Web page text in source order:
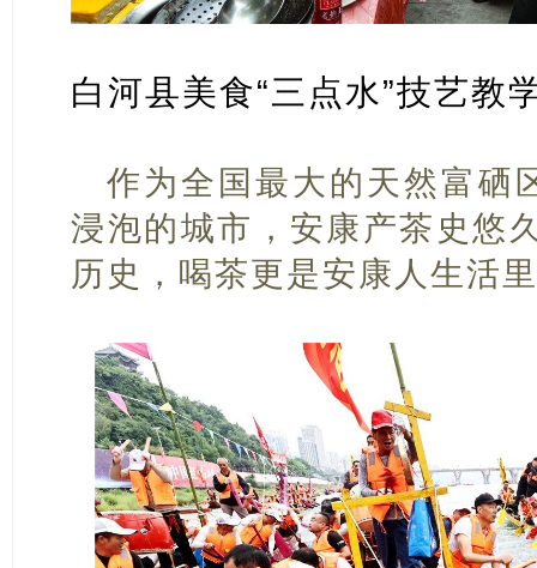
白河县美食“三点水”技艺教
作为全国最大的天然富硒
浸泡的城市，安康产茶史悠
历史，喝茶更是安康人生活